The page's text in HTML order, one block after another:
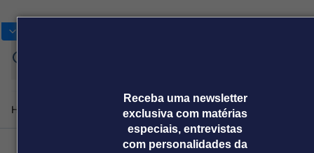
Receba uma newsletter
exclusiva com matérias
especiais, entrevistas
com personalidades da
Home Produtos e soluçõesNotíciasBlogWeekendInstitucional